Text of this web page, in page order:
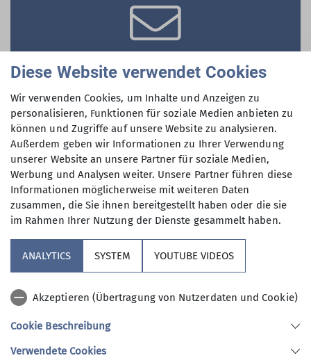
Kursverwaltung
Anfrage an die Kursverwaltung des AlpinClub Berlin
Zur Anfrageseite
Unsere Sektion
Kooperationspartner
Sektion AlpinClub Berlin des Deutschen Alpenvereins e.V.
Diese Website verwendet Cookies
Wir verwenden Cookies, um Inhalte und Anzeigen zu
personalisieren, Funktionen für soziale Medien anbieten zu
können und Zugriffe auf unsere Website zu analysieren.
Außerdem geben wir Informationen zu Ihrer Verwendung
unserer Website an unsere Partner für soziale Medien,
Werbung und Analysen weiter. Unsere Partner führen diese
Informationen möglicherweise mit weiteren Daten
zusammen, die Sie ihnen bereitgestellt haben oder die sie
im Rahmen Ihrer Nutzung der Dienste gesammelt haben.
ANALYTICS SYSTEM YOUTUBE VIDEOS
Akzeptieren (Übertragung von Nutzerdaten und Cookie)
Cookie Beschreibung
Verwendete Cookies